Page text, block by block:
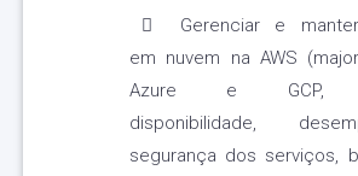
Gerenciar e
em nuvem na AWS
Azure e GCP,
disponibilidade,
segurança dos serviços,